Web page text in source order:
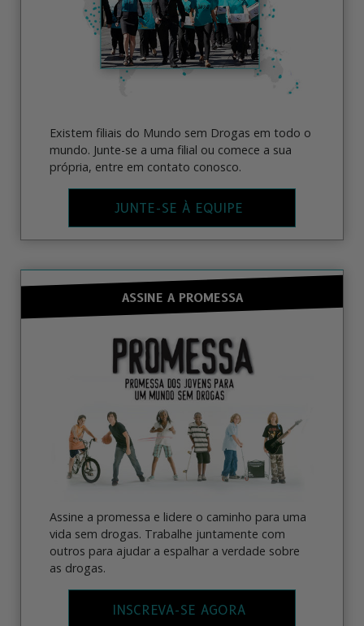
Existem filiais do Mundo sem Drogas em todo o
mundo. Junte-se a uma filial ou comece a sua
própria, entre em contato conosco.
JUNTE-SE À EQUIPE
ASSINE A PROMESSA
Assine a promessa e lidere o caminho para uma
vida sem drogas. Trabalhe juntamente com
outros para ajudar a espalhar a verdade sobre
as drogas.
INSCREVA-SE AGORA